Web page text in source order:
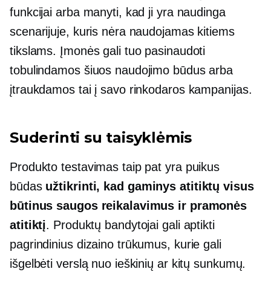
funkcijai arba manyti, kad ji yra naudinga
scenarijuje, kuris nėra naudojamas kitiems
tikslams. Įmonės gali tuo pasinaudoti
tobulindamos šiuos naudojimo būdus arba
įtraukdamos tai į savo rinkodaros kampanijas.
Suderinti su taisyklėmis
Produkto testavimas taip pat yra puikus
būdas užtikrinti, kad gaminys atitiktų visus
būtinus saugos reikalavimus ir pramonės
atitiktį. Produktų bandytojai gali aptikti
pagrindinius dizaino trūkumus, kurie gali
išgelbėti verslą nuo ieškinių ar kitų sunkumų.